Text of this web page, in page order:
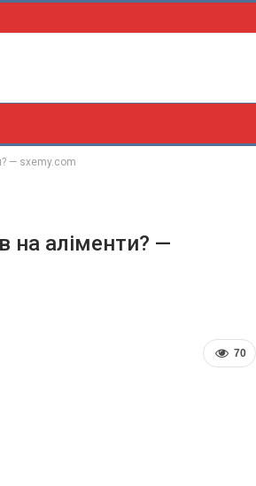
— sxemy.com
на аліменти? —
70